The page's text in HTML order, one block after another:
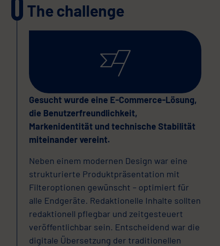
The challenge
Gesucht wurde eine E-Commerce-Lösung,
die Benutzerfreundlichkeit,
Markenidentität und technische Stabilität
miteinander vereint.
Neben einem modernen Design war eine
strukturierte Produktpräsentation mit
Filteroptionen gewünscht – optimiert für
alle Endgeräte. Redaktionelle Inhalte sollten
redaktionell pflegbar und zeitgesteuert
veröffentlichbar sein. Entscheidend war die
digitale Übersetzung der traditionellen